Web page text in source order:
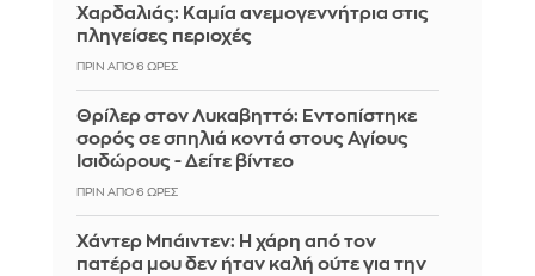
Χαρδαλιάς: Καμία ανεμογεννήτρια στις
πληγείσες περιοχές
ΠΡΙΝ ΑΠΌ 6 ΏΡΕΣ
Θρίλερ στον Λυκαβηττό: Εντοπίστηκε
σορός σε σπηλιά κοντά στους Αγίους
Ισιδώρους - Δείτε βίντεο
ΠΡΙΝ ΑΠΌ 6 ΏΡΕΣ
Χάντερ Μπάιντεν: Η χάρη από τον
πατέρα μου δεν ήταν καλή ούτε για την